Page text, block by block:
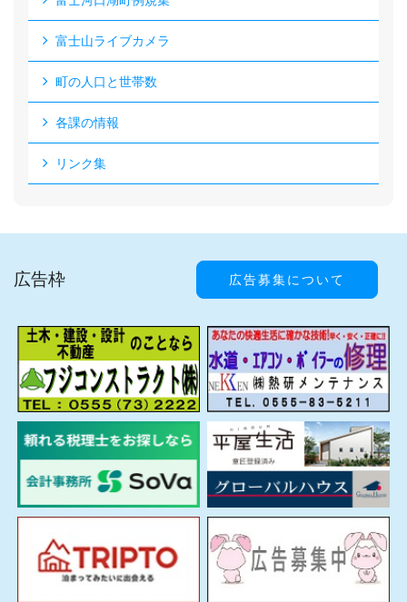
富士山ライブカメラ
町の人口と世帯数
各課の情報
リンク集
広告枠 広告募集について